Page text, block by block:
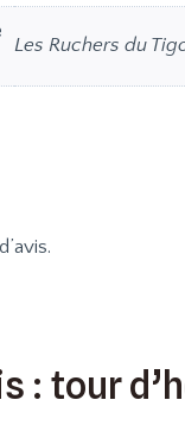
Les Ruchers du
: tour